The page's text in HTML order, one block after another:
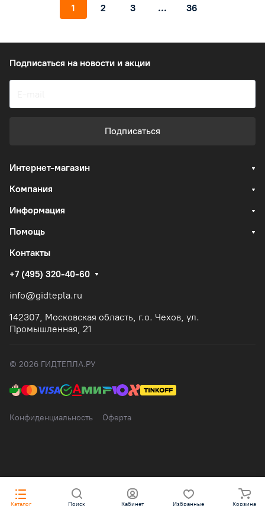
1 2 3 ... 36
Подписаться на новости и акции
Подписаться
Интернет-магазин
Компания
Информация
Помощь
Контакты
+7 (495) 320-40-60
info@gidtepla.ru
142307, Московская область, г.о. Чехов, ул.
Промышленная, 21
© 2026 ГИДТЕПЛА.РУ
Конфиденциальность Оферта
Каталог Поиск Кабинет Избранные Корзина